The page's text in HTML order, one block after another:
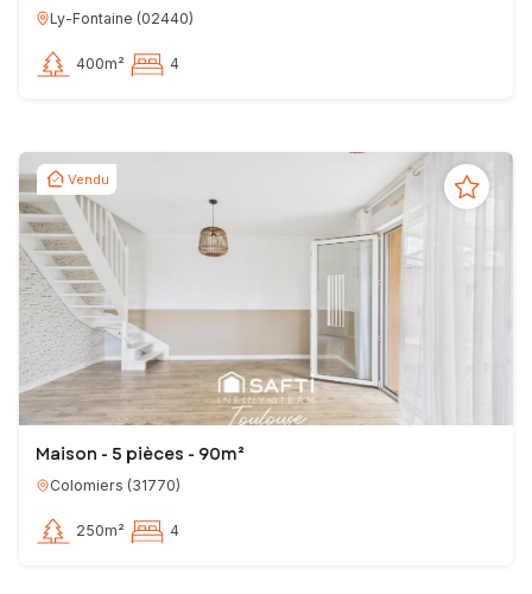
Ly-Fontaine (02440)
400m² 4
Vendu
Maison - 5 pièces - 90m²
Colomiers (31770)
250m² 4